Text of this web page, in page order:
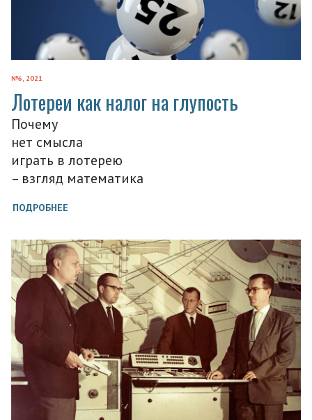
№6, 2021
Лотереи как налог на глупость
Почему
нет смысла
играть в лотерею
– взгляд математика
ПОДРОБНЕЕ